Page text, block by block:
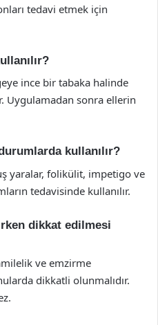
tedavi etmek için
ince bir tabaka halinde
Uygulamadan sonra ellerin
kullanılır?
yaralar, folikülit, impetigo ve
tedavisinde kullanılır.
dikkat edilmesi
ve emzirme
dikkatli olunmalıdır.